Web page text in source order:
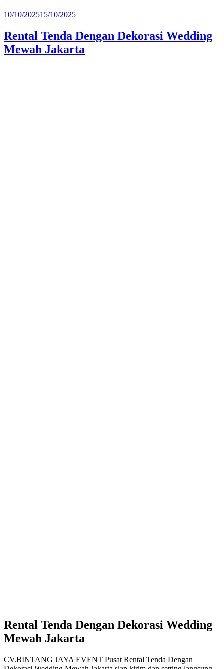
Diposkan
10/10/202515/10/2025
Rental Tenda Dengan Dekorasi Wedding
Mewah Jakarta
Rental Tenda Dengan Dekorasi Wedding
Mewah Jakarta
CV.BINTANG JAYA EVENT Pusat Rental Tenda Dengan